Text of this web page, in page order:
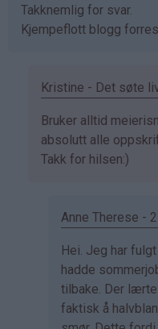
Takknemlig for svar.
Kjempeflott blogg
Kristine - Det søte
Som
svar
på
(ikke
Bruker alltid
absolutt alle
Takk for hilsen:)
Anne Therese -
Som
svar
på
av
Hei. Jeg har
hadde
tilbake. Der
faktisk å